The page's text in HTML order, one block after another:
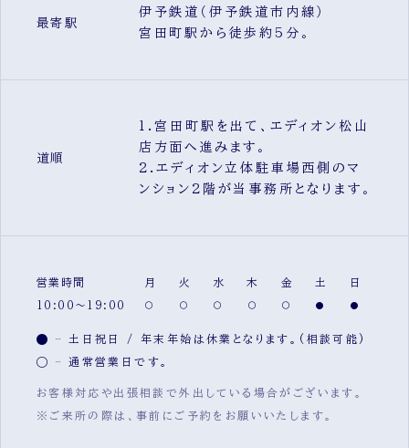
最寄駅
伊予鉄道（伊予鉄道市内線）
宮田町駅から徒歩約5分。
道順
1.宮田町駅を出て、エディオン松山
店方面へ進みます。
2.エディオン立体駐車場西側のマ
ンション2階が当事務所となります。
営業時間 月 火 水 木 金 土 日
10:00～19:00
土日祝日 / 年末年始は休業となります。(相談可能)
通常営業日です。
お客様対応や出張相談で外出している場合がございます。
※ご来所の際は、事前にご予約をお願いいたします。